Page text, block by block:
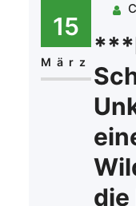
wird
hier
den…
15
März
die